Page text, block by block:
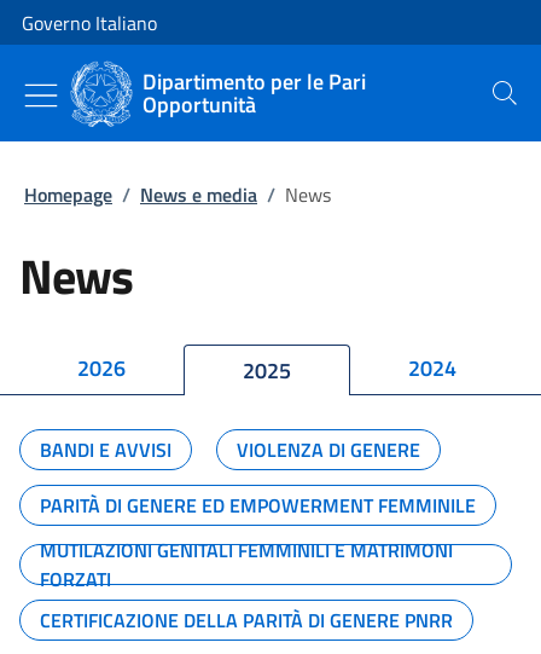
Vai al contenuto
Vai alla navigazione del sito
Governo Italiano
Dipartimento per le Pari
Opportunità Cerca
Homepage / News e media / News
News
2026 2025 2024
BANDI E AVVISI
VIOLENZA DI GENERE
PARITÀ DI GENERE ED EMPOWERMENT FEMMINILE
MUTILAZIONI GENITALI FEMMINILI E MATRIMONI
FORZATI
CERTIFICAZIONE DELLA PARITÀ DI GENERE PNRR